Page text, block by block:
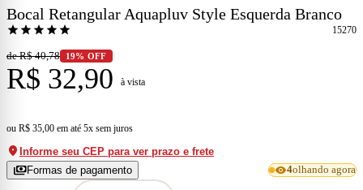
Bocal Retangular Aquapluv Style Esquerda Branco
star star star star star 15270
de R$ 40,78 19% OFF
R$ 32,90 à vista
ou R$ 35,00 em até 5x sem juros
location_on Informe seu CEP para ver prazo e frete
paymentsFormas de pagamento visibility4olhando agora